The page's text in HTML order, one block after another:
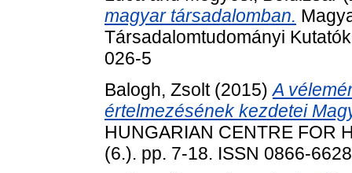
magyar társadalomban.
Társadalomtudományi
026-5
Balogh, Zsolt(2015)A
értelmezésének kezdetei
HUNGARIAN CENTRE FOR
(6.). pp. 7-18. ISSN 0866-6628